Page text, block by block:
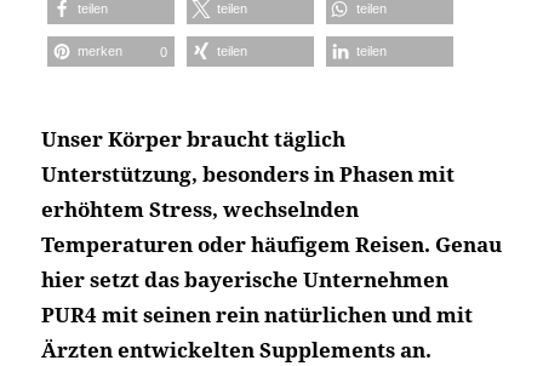
teilen teilen teilen
merken 0 teilen teilen
Unser Körper braucht täglich
Unterstützung, besonders in Phasen mit
erhöhtem Stress, wechselnden
Temperaturen oder häufigem Reisen. Genau
hier setzt das bayerische Unternehmen
PUR4 mit seinen rein natürlichen und mit
Ärzten entwickelten Supplements an.